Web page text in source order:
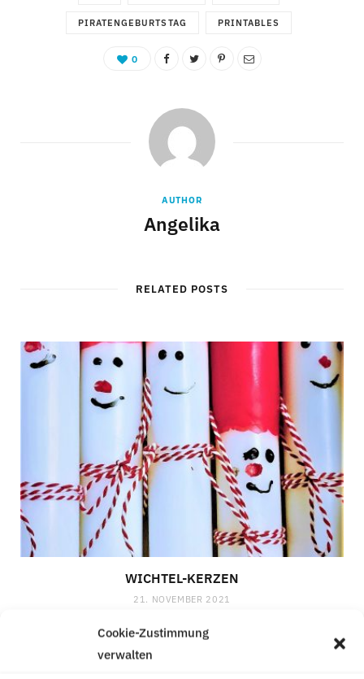
Cookie-Zustimmung
verwalten
PIRATENGEBURTSTAG PRINTABLES
0
AUTHOR
Angelika
RELATED POSTS
WICHTEL-KERZEN
21. NOVEMBER 2021